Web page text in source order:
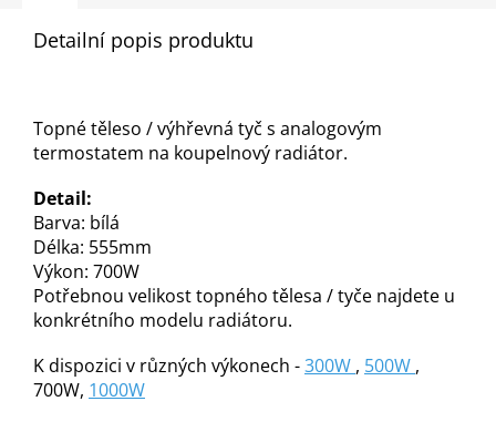
Detailní popis produktu
Topné těleso / výhřevná tyč s analogovým
termostatem na koupelnový radiátor.
Detail:
Barva: bílá
Délka: 555mm
Výkon: 700W
Potřebnou velikost topného tělesa / tyče najdete u
konkrétního modelu radiátoru.
K dispozici v různých výkonech -300W , 500W ,
700W, 1000W